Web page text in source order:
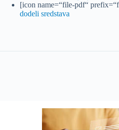
[icon name=“file-pdf“
dodeli sredstava